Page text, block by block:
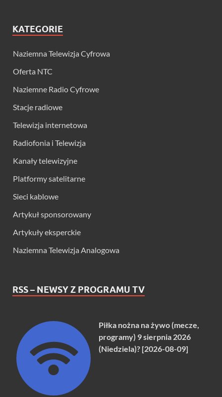
KATEGORIE
Naziemna Telewizja Cyfrowa
Oferta NTC
Naziemne Radio Cyfrowe
Stacje radiowe
Telewizja internetowa
Radiofonia i Telewizja
Kanały telewizyjne
Platformy satelitarne
Sieci kablowe
Artykuł sponsorowany
Artykuły eksperckie
Naziemna Telewizja Analogowa
RSS – NEWSY Z PROGRAMU TV
Piłka nożna na żywo (mecze,
programy) 9 sierpnia 2026
(Niedziela)? [2026-08-09]